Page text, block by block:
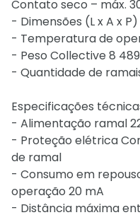
Contato seco – máx.
- Dimensões (L x A x
- Temperatura de
- Peso Collective 8
- Quantidade de
Especificações
- Alimentação ramal
- Proteção elétrica
de ramal
- Consumo em
operação 20 mA
- Distância máxima